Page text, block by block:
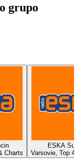
grupo
Charts
ESKA
Varsovie, Top